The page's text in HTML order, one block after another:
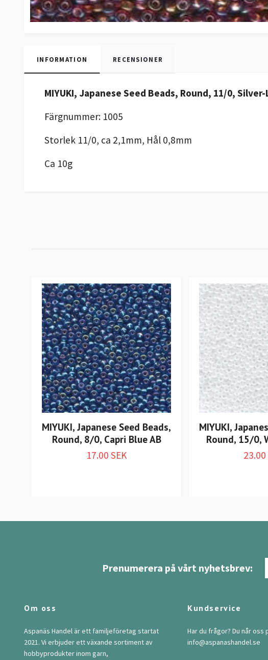
INFORMATION RECENSIONER
MIYUKI, Japanese Seed Beads, Round, 11/0,
Färgnummer: 1005
Storlek 11/0, ca 2,1mm, Hål 0,8mm
Ca 10g
MIYUKI, Japanese Seed Beads,
Round, 8/0, Capri Blue AB
17.00 SEK
MIYUKI,
Round, 15/0,
23.00
Prenumerera på vårt nyhetsbrev:
Om oss
Aspanäs Handel är ett familjeföretag startat
2021. Vi erbjuder ett växande sortiment av
hobbyprodukter inom garn,
Kundservice
Har du frågor? Du når oss
info@aspanashandel.se